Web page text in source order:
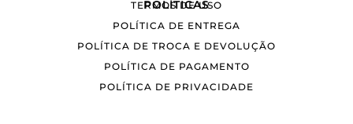
POLÍTICAS
TERMOS DE USO
POLÍTICA DE ENTREGA
POLÍTICA DE TROCA E DEVOLUÇÃO
POLÍTICA DE PAGAMENTO
POLÍTICA DE PRIVACIDADE